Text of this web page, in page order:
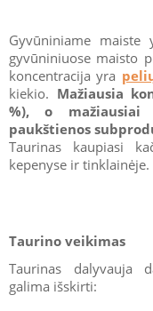
Gyvūniniame
gyvūniniuose maisto
koncentracija yra
kiekio. Mažiausia
%), o mažiausiai
paukštienos
Taurinas kaupiasi
kepenyse ir tinklainėje.
Taurino veikimas
Taurinas dalyvauja
galima išskirti: